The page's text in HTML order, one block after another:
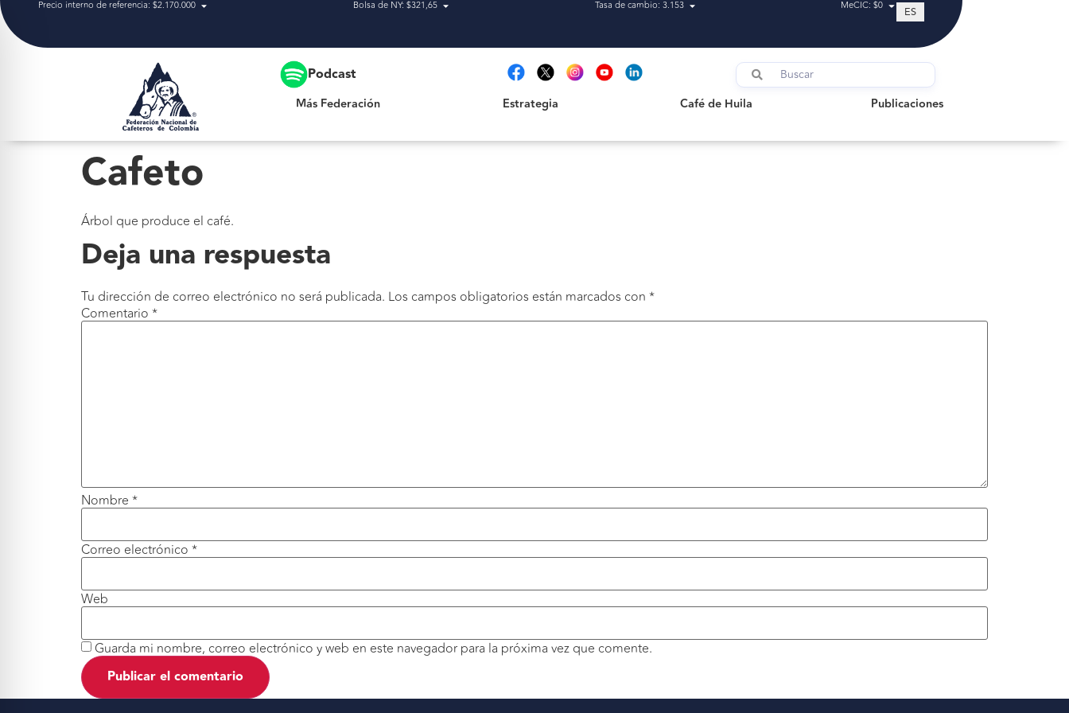
Precio interno de referencia: $2.170.000 Bolsa de NY: $321,65 Tasa de cambio: 3.153 MeCIC: $0 ES
Podcast
Más Federación Estrategia Café de Huila Publicaciones
Publicaciones
Cafeto
Árbol que produce el café.
Deja una respuesta
Tu dirección de correo electrónico no será publicada. Los campos obligatorios están marcados con *
Comentario *
Nombre *
Correo electrónico *
Web
Guarda mi nombre, correo electrónico y web en este navegador para la próxima vez que comente.